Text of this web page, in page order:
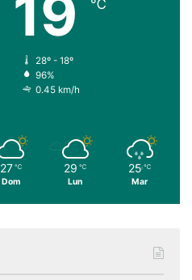
19 ℃
28º - 18º
96%
0.45 km/h
27 ℃
Dom
29 ℃
Lun
25 ℃
Mar